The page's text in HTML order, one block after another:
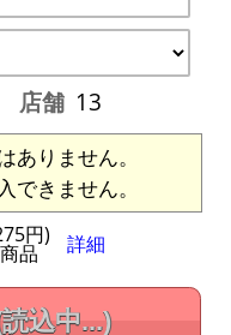
店舗 13
ありません。
できません。
円)
品 詳細
込中...)